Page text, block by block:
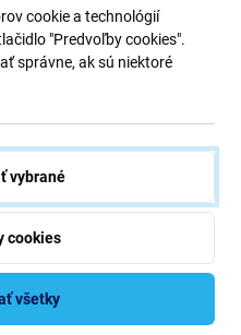
predávaný ako
rovnakých noriem,
Displeje kvality pre
vzhľade. Ak sa chcete
si náš blog, kde sa
cookie a technológií
"Predvoľby cookies".
správne, ak sú niektoré
vybrané
cookies
všetky